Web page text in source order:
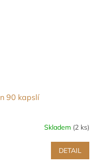
90 kapslí
Skladem (2 ks)
DETAIL